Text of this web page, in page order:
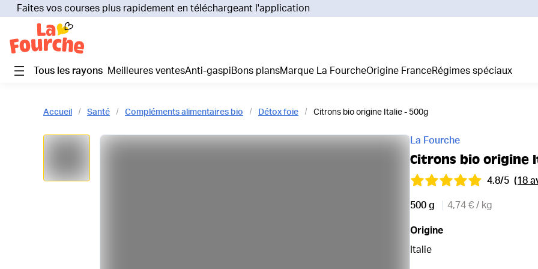
Faites vos courses plus rapidement en téléchargeant l'application
Je
Tous les rayons Meilleures ventes Anti-gaspi Bons plans Marque La Fourche Origine France Régimes spéciaux
Accueil Santé Compléments alimentaires bio Détox foie Citrons bio origine Italie - 500g
La Fourche
Citrons bio origine
4.8/5 (18
500 g 4,74 € / kg
Origine
Italie